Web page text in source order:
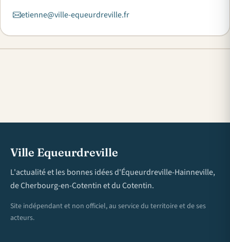
etienne@ville-equeurdreville.fr
Ville Equeurdreville
L'actualité et les bonnes idées d'Équeurdreville-Hainneville,
de Cherbourg-en-Cotentin et du Cotentin.
Site indépendant et non officiel, au service du territoire et de ses
acteurs.